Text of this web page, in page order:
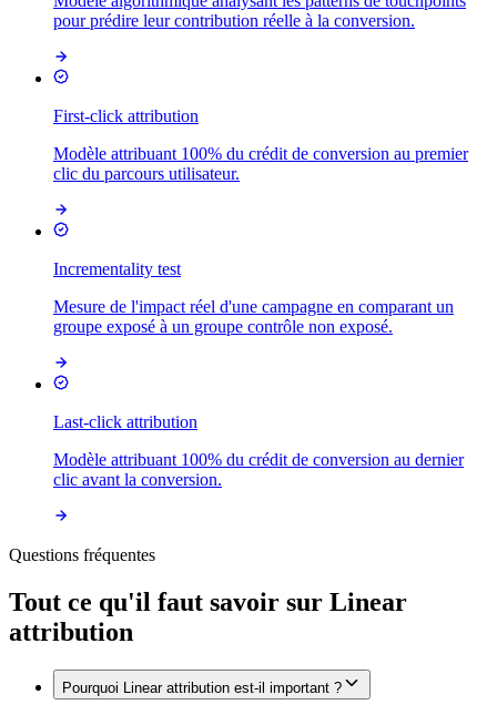
pour prédire leur contribution réelle à la conversion.
First-click attribution
Modèle attribuant 100% du crédit de conversion au premier
clic du parcours utilisateur.
Incrementality test
Mesure de l'impact réel d'une campagne en comparant un
groupe exposé à un groupe contrôle non exposé.
Last-click attribution
Modèle attribuant 100% du crédit de conversion au dernier
clic avant la conversion.
Questions fréquentes
Tout ce qu'il faut savoir sur Linear
attribution
Pourquoi Linear attribution est-il important ?